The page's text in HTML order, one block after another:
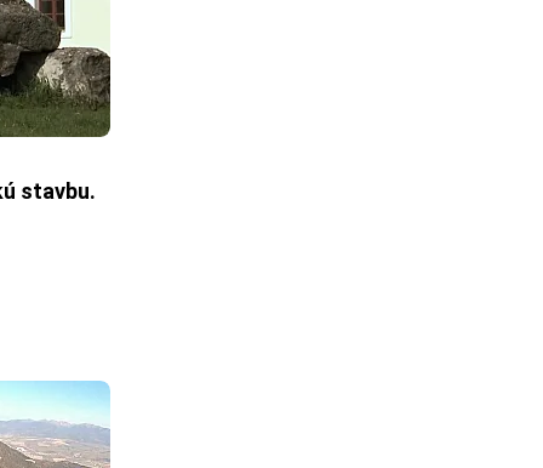
stavbu.